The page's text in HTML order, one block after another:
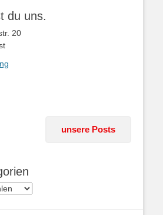
du uns.
20
unsere Posts